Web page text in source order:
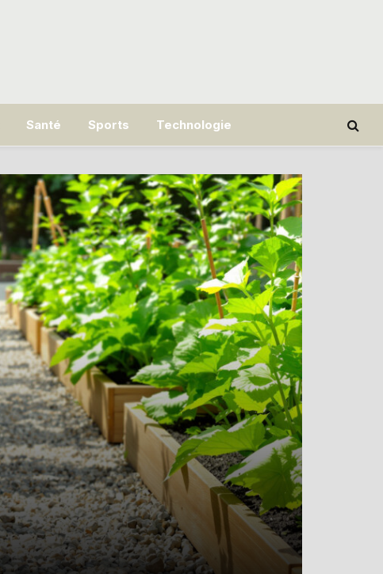
Santé Sports Technologie